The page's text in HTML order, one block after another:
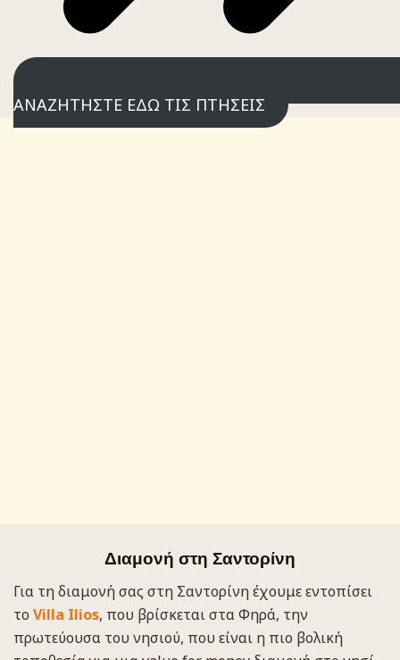
ΑΝΑΖΗΤΗΣΤΕ ΕΔΩ ΤΙΣ ΠΤΗΣΕΙΣ
Διαμονή στη Σαντορίνη
Για τη διαμονή σας στη Σαντορίνη έχουμε εντοπίσει
το Villa Ilios, που βρίσκεται στα Φηρά, την
πρωτεύουσα του νησιού, που είναι η πιο βολική